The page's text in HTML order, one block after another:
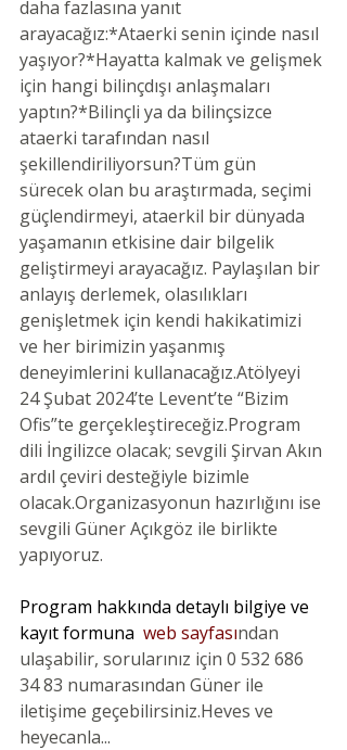
daha fazlasına yanıt
arayacağız:*Ataerki senin içinde nasıl
yaşıyor?*Hayatta kalmak ve gelişmek
için hangi bilinçdışı anlaşmaları
yaptın?*Bilinçli ya da bilinçsizce
ataerki tarafından nasıl
şekillendiriliyorsun?Tüm gün
sürecek olan bu araştırmada, seçimi
güçlendirmeyi, ataerkil bir dünyada
yaşamanın etkisine dair bilgelik
geliştirmeyi arayacağız. Paylaşılan bir
anlayış derlemek, olasılıkları
genişletmek için kendi hakikatimizi
ve her birimizin yaşanmış
deneyimlerini kullanacağız.Atölyeyi
24 Şubat 2024’te Levent’te “Bizim
Ofis”te gerçekleştireceğiz.Program
dili İngilizce olacak; sevgili Şirvan Akın
ardıl çeviri desteğiyle bizimle
olacak.Organizasyonun hazırlığını ise
sevgili Güner Açıkgöz ile birlikte
yapıyoruz.
Program hakkında detaylı bilgiye ve
kayıt formuna web sayfasından
ulaşabilir, sorularınız için 0 532 686
34 83 numarasından Güner ile
iletişime geçebilirsiniz.Heves ve
heyecanla...